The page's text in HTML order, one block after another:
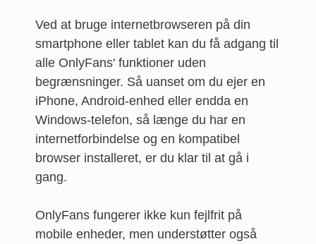
Ved at bruge internetbrowseren på din
smartphone eller tablet kan du få adgang til
alle OnlyFans' funktioner uden
begrænsninger. Så uanset om du ejer en
iPhone, Android-enhed eller endda en
Windows-telefon, så længe du har en
internetforbindelse og en kompatibel
browser installeret, er du klar til at gå i
gang.
OnlyFans fungerer ikke kun fejlfrit på
mobile enheder, men understøtter også